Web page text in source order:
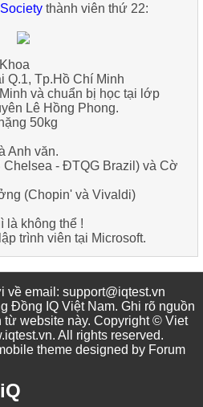
thành viên thứ 22:
Q.1, Tp.Hồ Chí Minh
và chuẩn bị học tại lớp
Lê Hồng Phong.
50kg
Anh văn.
Chelsea - ĐTQG Brazil)và Cờ
(Chopin' và Vivaldi)
là không thể !
trình viên tại Microsoft.
về email: support@iqtest.vn
Đồng IQ Việt Nam. Ghi rõ nguồn
từ website này. Copyright © Viet
. All rights reserved.
theme designed by Forum